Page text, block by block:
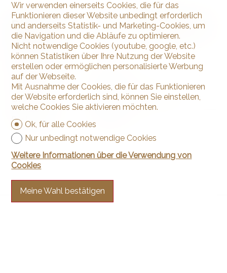
Distanzen
Öffentliche
Verkehrsmittel
39 m 1' 1'
Primarschule
Geschäfte 2.42 km 36' 12' 4'
Restaurants
Wir verwenden einerseits Cookies, die für das
Funktionieren dieser Website unbedingt erforderlich
und anderseits Statistik- und Marketing-Cookies, um
die Navigation und die Abläufe zu optimieren.
Nicht notwendige Cookies (youtube, google, etc.)
können Statistiken über Ihre Nutzung der Website
erstellen oder ermöglichen personalisierte Werbung
auf der Webseite.
Mit Ausnahme der Cookies, die für das Funktionieren
der Website erforderlich sind, können Sie einstellen,
welche Cookies Sie aktivieren möchten.
Ok, für alle Cookies
Nur unbedingt notwendige Cookies
Weitere Informationen über die Verwendung von
Cookies
Meine Wahl bestätigen